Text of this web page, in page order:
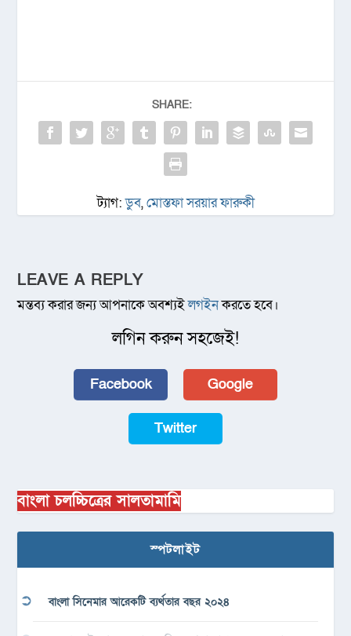
SHARE:
ট্যাগ:ডুব,মোস্তফা সরয়ার ফারুকী
LEAVE A REPLY
মন্তব্য করার জন্য আপনাকে অবশ্যইলগইনকরতে হবে।
লগিন করুন সহজেই!
Facebook Google
Twitter
বাংলা চলচ্চিত্রের সালতামামি
স্পটলাইট
বাংলা সিনেমার আরেকটি ব্যর্থতার বছর ২০২৪